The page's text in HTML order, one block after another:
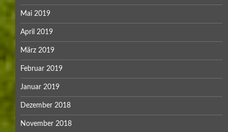
Mai 2019
April 2019
März 2019
Februar 2019
Januar 2019
Dezember 2018
November 2018